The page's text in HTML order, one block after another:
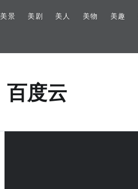
美景 美剧 美人 美物 美趣
百度云